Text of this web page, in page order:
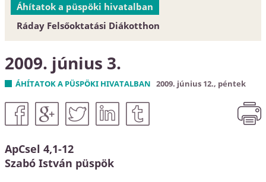
Szabályrendeletek
Űrlapok
Dunamellék története
Közlöny
EGYH-KCP projektbeszámoló
Közbeszerzés
KEHOP
Püspöki Hivatal
Elnökség és szervezet
Konferencia-központ
Címtár
Hitoktatót keresünk
Hitoktató állást keres
Áhítatok a püspöki hivatalban
Ráday Felsőoktatási Diákotthon
2009. június 3.
ÁHÍTATOK A PÜSPÖKI HIVATALBAN 2009. június 12., péntek
ApCsel 4,1-12
Szabó István püspök